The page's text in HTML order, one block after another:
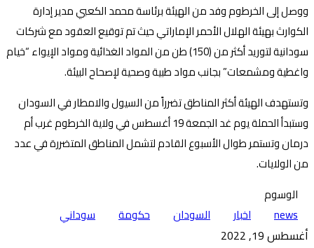
ووصل إلى الخرطوم وفد من الهيئة برئاسة محمد الكعبي مدير إدارة
الكوارث بهيئة الهلال الأحمر الإماراتي حيث تم توقيع العقود مع شركات
سودانية لتوريد أكثر من (150) طن من المواد الغذائية ومواد الإيواء “خيام
واغطية ومشمعات” بجانب مواد طبية وصحية لإصحاح البيئة.
وتستهدف الهيئة أكثر المناطق تضرراً من السيول والامطار في السودان
وستبدأ الحملة يوم غد الجمعة 19 أغسطس في ولاية الخرطوم غرب أم
درمان وتستمر طوال الأسبوع القادم لتشمل المناطق المتضررة في عدد
من الولايات.
الوسوم
news
اخبار السودان حكومة سوداني
أغسطس 19, 2022